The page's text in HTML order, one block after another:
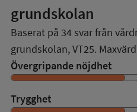
grundskolan
Baserat på 34 svar från
grundskolan,VT25.
Övergripande nöjdhet
Trygghet